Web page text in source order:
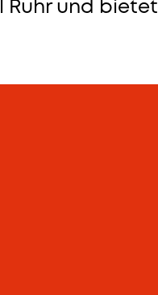
Ruhr und bietet